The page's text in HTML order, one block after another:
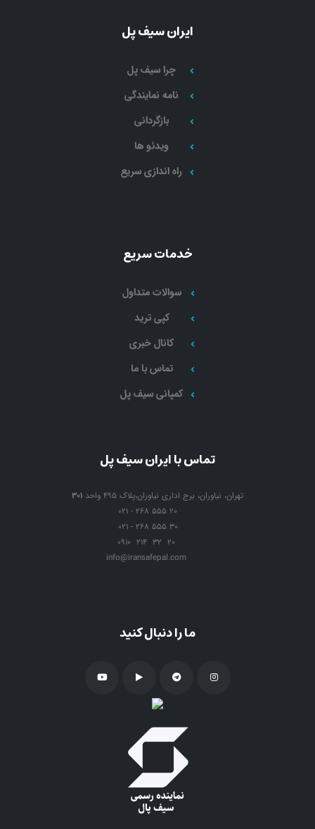
ایران سیف پل
چرا سیف پل
نامه نمایندگی
بازگردانی
ویدئو ها
راه اندازی سریع
خدمات سریع
سوالات متداول
کپی ترید
کانال خبری
تماس با ما
کمپانی سیف پل
تماس با ایران سیف پل
تهران، نیاوران، برج اداری نیاوران،پلاک 495 واحد
301
021 - 268 555 20
021 - 268 555 30
0910 214 32 20
info@iransafepal.com
ما را دنبال کنید